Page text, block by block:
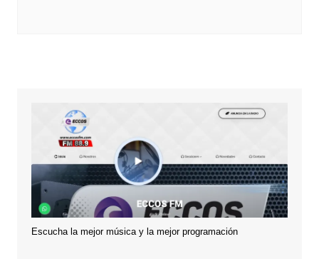
Escucha la mejor música y la mejor programación